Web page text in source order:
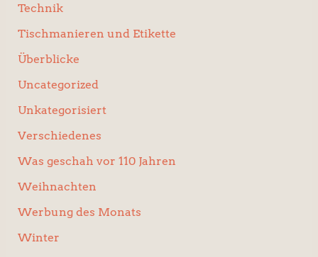
Technik
Tischmanieren und Etikette
Überblicke
Uncategorized
Unkategorisiert
Verschiedenes
Was geschah vor 110 Jahren
Weihnachten
Werbung des Monats
Winter